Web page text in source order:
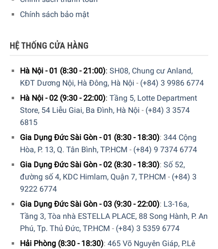
Giàn Rửa Của Máy Rửa Chén Bán Âm Smeg
Với thiết kế 2 giàn rửa phù hợp với kích thước đĩa lớn lên
đến 25cm ở giỏ trên và 30cm ở giỏ dưới. Các giỏ rửa
được thiết kế linh hoạt cho việc điều chỉnh độ cao 3 cấp
độ ở giỏ trên cùng các giá đỡ đĩa có thể gập lại mang
đến sự tiện lợi cho quá trình sử dụng.
EasyGlide: Hệ thống EasyGlide tiện lợi để dễ dàng dỡ
Hệ thống chống nhỏ giọt: hệ thống giỏ được thiết kế đặc
biệt để chống nhỏ giọt, giúp cải thiện quá trình làm khô.
Chính sách bảo mật
HỆ THỐNG CỬA HÀNG
Hà Nội - 01 (8:30 - 21:00): SH08, Chung cư Anland,
KĐT Dương Nội, Hà Đông, Hà Nội - (+84) 3 9986 6774
Hà Nội - 02 (9:30 - 22:00): Tầng 5, Lotte Department
Store, 54 Liễu Giai, Ba Đình, Hà Nội - (+84) 3 3574
6815
Gia Dụng Đức Sài Gòn - 01 (8:30 - 18:30): 344 Cộng
Hòa, P. 13, Q. Tân Bình, TP.HCM - (+84) 9 7374 6774
Gia Dụng Đức Sài Gòn - 02 (8:30 - 18:30): Số 52,
đường số 4, KDC Himlam, Quận 7, TP.HCM - (+84) 3
9222 6774
Gia Dụng Đức Sài Gòn - 03 (9:30 - 22:00): L3-16a,
Tầng 3, Tòa nhà ESTELLA PLACE, 88 Song Hành, P. An
Phú, Tp. Thủ Đức, TP.HCM - (+84) 3 5359 6774
Hải Phòng (8:30 - 18:30): 465 Võ Nguyên Giáp, P.Lê